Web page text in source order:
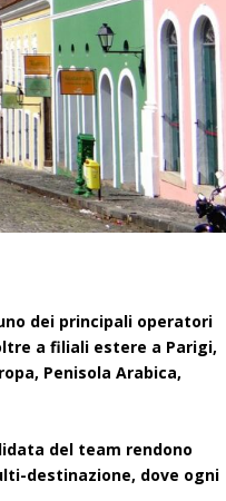
dei principali operatori
a filiali estere a Parigi,
Penisola Arabica,
del team rendono
destinazione, dove ogni